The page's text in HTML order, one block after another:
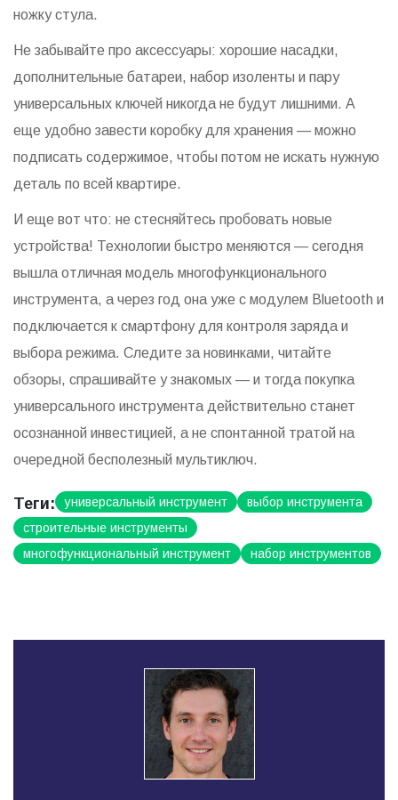
ножку стула.
Не забывайте про аксессуары: хорошие насадки,
дополнительные батареи, набор изоленты и пару
универсальных ключей никогда не будут лишними. А
еще удобно завести коробку для хранения — можно
подписать содержимое, чтобы потом не искать нужную
деталь по всей квартире.
И еще вот что: не стесняйтесь пробовать новые
устройства! Технологии быстро меняются — сегодня
вышла отличная модель многофункционального
инструмента, а через год она уже с модулем Bluetooth и
подключается к смартфону для контроля заряда и
выбора режима. Следите за новинками, читайте
обзоры, спрашивайте у знакомых — и тогда покупка
универсального инструмента действительно станет
осознанной инвестицией, а не спонтанной тратой на
очередной бесполезный мультиключ.
Теги: универсальный инструмент
выбор инструмента
строительные инструменты
многофункциональный инструмент
набор инструментов